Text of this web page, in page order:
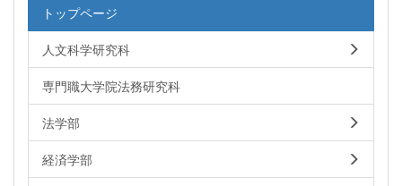
トップページ
人文科学研究科
専門職大学院法務研究科
法学部
経済学部